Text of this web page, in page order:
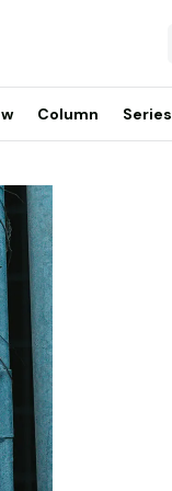
Column Series